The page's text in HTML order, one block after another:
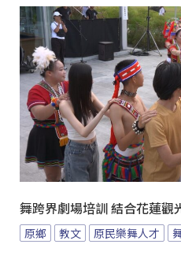
舞跨界劇場培訓 結合花蓮觀
原鄉 教文 原民樂舞人才